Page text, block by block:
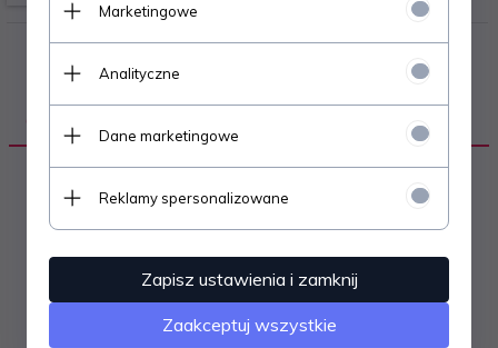
OPIS PRODUKTU
Ilość stron:: 384
Okładka:: miękka
Język:: polski
Marketingowe
Analityczne
Dane marketingowe
Reklamy spersonalizowane
Zapisz ustawienia i zamknij
Zaakceptuj wszystkie